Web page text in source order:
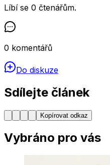
Líbí se 0 čtenářům.
0 komentářů
Do diskuze
Sdílejte článek
Kopírovat odkaz
Vybráno pro vás